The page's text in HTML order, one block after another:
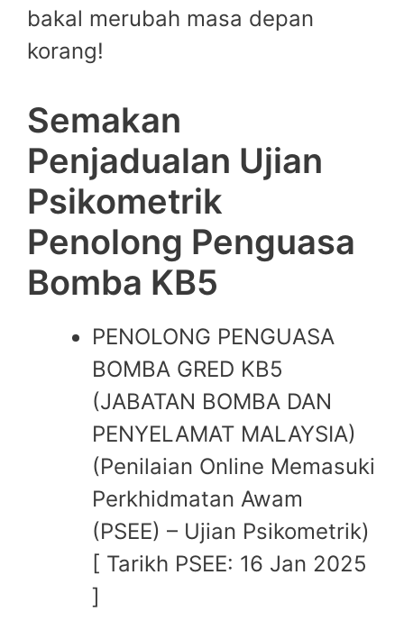
bakal merubah masa depan
korang!
Semakan
Penjadualan Ujian
Psikometrik
Penolong Penguasa
Bomba KB5
PENOLONG PENGUASA
BOMBA GRED KB5
(JABATAN BOMBA DAN
PENYELAMAT MALAYSIA)
(Penilaian Online Memasuki
Perkhidmatan Awam
(PSEE) – Ujian Psikometrik)
[ Tarikh PSEE: 16 Jan 2025
]